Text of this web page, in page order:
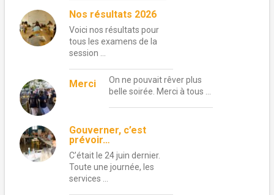
Nos résultats 2026
Voici nos résultats pour
tous les examens de la
session …
Merci
On ne pouvait rêver plus
belle soirée. Merci à tous …
Gouverner, c’est
prévoir…
C’était le 24 juin dernier.
Toute une journée, les
services …